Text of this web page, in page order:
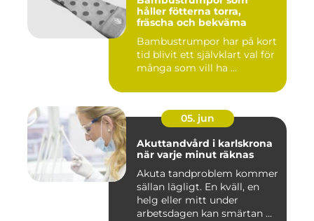
håller fötterna torra,
fräscha och bekväma
Bambustrumpor har på kort
tid blivit ett självklart val för
många som vill ha ...
05. jun
Akuttandvård i karlskrona
när varje minut räknas
Akuta tandproblem kommer
sällan lägligt. En kväll, en
helg eller mitt under
arbetsdagen kan smärtan ...